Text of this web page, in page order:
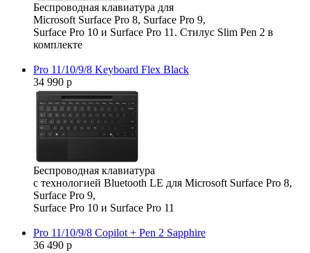
Беспроводная клавиатура для
Microsoft Surface Pro 8, Surface Pro 9,
Surface Pro 10 и Surface Pro 11. Стилус Slim Pen 2 в
комплекте
Pro 11/10/9/8 Keyboard Flex Black
34 990 р
Беспроводная клавиатура
с технологией Bluetooth LE для Microsoft Surface Pro 8,
Surface Pro 9,
Surface Pro 10 и Surface Pro 11
Pro 11/10/9/8 Copilot + Pen 2 Sapphire
36 490 р